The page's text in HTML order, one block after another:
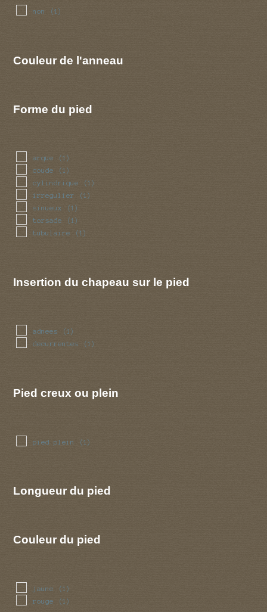
non (1)
Couleur de l'anneau
Forme du pied
arque (1)
coude (1)
cylindrique (1)
irregulier (1)
sinueux (1)
torsade (1)
tubulaire (1)
Insertion du chapeau sur le pied
adnees (1)
decurrentes (1)
Pied creux ou plein
pied plein (1)
Longueur du pied
Couleur du pied
jaune (1)
rouge (1)